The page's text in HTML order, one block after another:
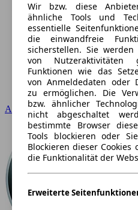
Audi
Wir bzw. diese
ähnliche Tools und
essentielle
die einwandfreie
sicherstellen. Sie
von
Funktionen wie das
von Anmeldedaten oder
zu ermöglichen. Die
bzw. ähnlicher
nicht abgeschaltet
bestimmte Browser
Tools blockieren oder
Blockieren dieser Cookies
die Funktionalität der
Erweiterte